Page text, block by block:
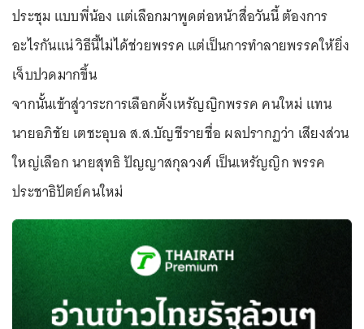
ประชุม เเบบพี่น้อง แต่เลือกมาพูดต่อหน้าสื่อวันนี้ ต้องการ
อะไรกันแน่ วิธีนี้ไม่ได้ช่วยพรรค แต่เป็นการทำลายพรรคให้ยิ่ง
เจ็บปวดมากขึ้น
จากนั้นเข้าสู่วาระการเลือกตั้งเหรัญญิกพรรค คนใหม่ แทน
นายอภิชัย เตชะอุบล ส.ส.บัญชีรายชื่อ ผลปรากฏว่า เสียงส่วน
ใหญ่เลือก นายสุทธิ ปัญญาสกุลวงศ์ เป็นเหรัญญิก พรรค
ประชาธิปัตย์คนใหม่